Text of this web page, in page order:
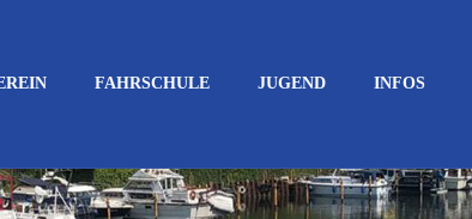
FAHRSCHULE JUGEND INFOS